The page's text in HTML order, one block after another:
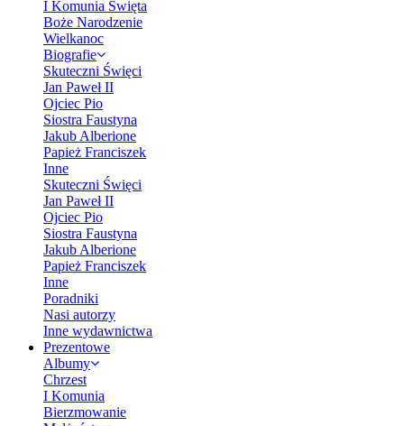
I Komunia Święta
Boże Narodzenie
Wielkanoc
Biografie
Skuteczni Święci
Jan Paweł II
Ojciec Pio
Siostra Faustyna
Jakub Alberione
Papież Franciszek
Inne
Skuteczni Święci
Jan Paweł II
Ojciec Pio
Siostra Faustyna
Jakub Alberione
Papież Franciszek
Inne
Poradniki
Nasi autorzy
Inne wydawnictwa
Prezentowe
Albumy
Chrzest
I Komunia
Bierzmowanie